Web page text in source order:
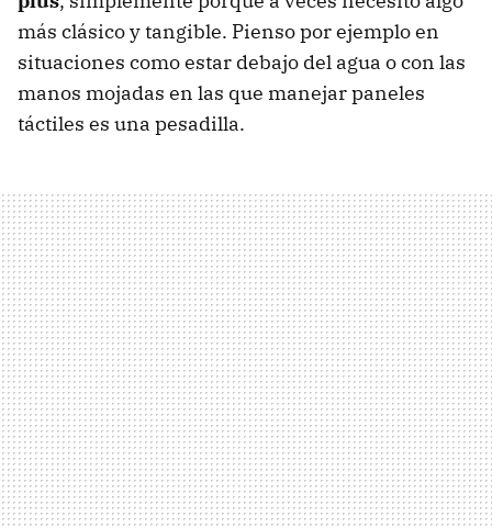
más clásico y tangible. Pienso por ejemplo en
situaciones como estar debajo del agua o con las
manos mojadas en las que manejar paneles
táctiles es una pesadilla.